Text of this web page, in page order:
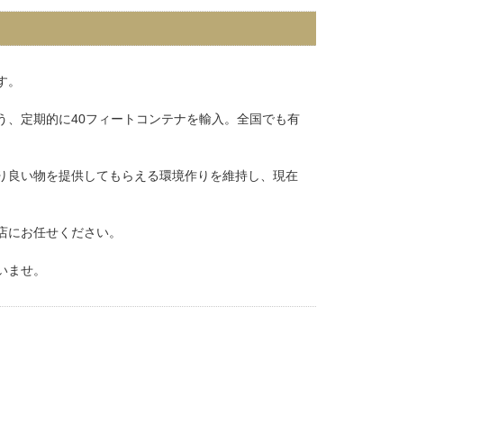
定期的に40フィートコンテナを輸入。全国でも有
い物を提供してもらえる環境作りを維持し、現在
お任せください。
せ。